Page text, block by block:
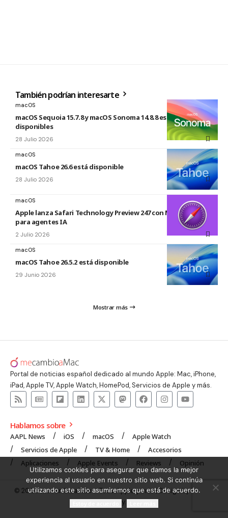
También podrían interesarte
macOS
macOS Sequoia 15.7.8 y macOS Sonoma 14.8.8 están
disponibles
28 Julio 2026
macOS
macOS Tahoe 26.6 está disponible
28 Julio 2026
macOS
Apple lanza Safari Technology Preview 247 con MCP Server
para agentes IA
2 Julio 2026
macOS
macOS Tahoe 26.5.2 está disponible
29 Junio 2026
Mostrar más
Portal de noticias español dedicado al mundo Apple: Mac, iPhone,
iPad, Apple TV, Apple Watch, HomePod, Servicios de Apple y más.
Hablamos sobre
AAPL News iOS macOS
Apple Watch
Servicios de Apple
TV & Home
Accesorios
Aplicaciones
Apple Events Reviews Opinión
© 2008 mecambioaMac – Todo Apple y más | Design byUNXON
Agency.
Utilizamos cookies para asegurar que damos la mejor
experiencia al usuario en nuestro sitio web. Si continúa
utilizando este sitio asumiremos que está de acuerdo.